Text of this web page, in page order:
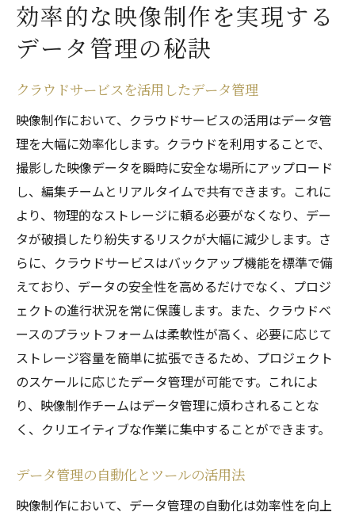
効率的な映像制作を実現する
データ管理の秘訣
クラウドサービスを活用したデータ管理
映像制作において、クラウドサービスの活用はデータ管
理を大幅に効率化します。クラウドを利用することで、
撮影した映像データを瞬時に安全な場所にアップロード
し、編集チームとリアルタイムで共有できます。これに
より、物理的なストレージに頼る必要がなくなり、デー
タが破損したり紛失するリスクが大幅に減少します。さ
らに、クラウドサービスはバックアップ機能を標準で備
えており、データの安全性を高めるだけでなく、プロジ
ェクトの進行状況を常に保護します。また、クラウドベ
ースのプラットフォームは柔軟性が高く、必要に応じて
ストレージ容量を簡単に拡張できるため、プロジェクト
のスケールに応じたデータ管理が可能です。これによ
り、映像制作チームはデータ管理に煩わされることな
く、クリエイティブな作業に集中することができます。
データ管理の自動化とツールの活用法
映像制作において、データ管理の自動化は効率性を向上